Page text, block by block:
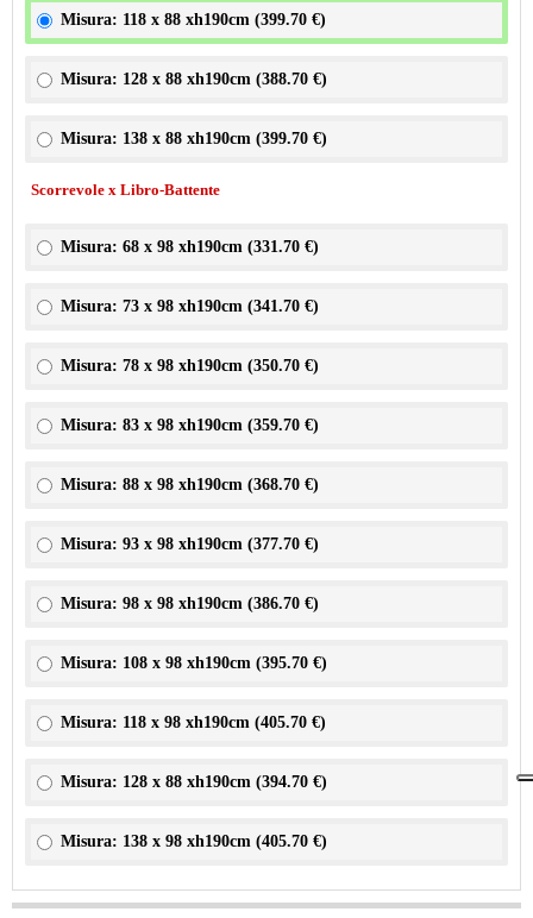
Misura: 118 x 88 xh190cm (399.70 €)
Misura: 128 x 88 xh190cm (388.70 €)
Misura: 138 x 88 xh190cm (399.70 €)
Scorrevole x Libro-Battente
Misura: 68 x 98 xh190cm (331.70 €)
Misura: 73 x 98 xh190cm (341.70 €)
Misura: 78 x 98 xh190cm (350.70 €)
Misura: 83 x 98 xh190cm (359.70 €)
Misura: 88 x 98 xh190cm (368.70 €)
Misura: 93 x 98 xh190cm (377.70 €)
Misura: 98 x 98 xh190cm (386.70 €)
Misura: 108 x 98 xh190cm (395.70 €)
Misura: 118 x 98 xh190cm (405.70 €)
Misura: 128 x 88 xh190cm (394.70 €)
Misura: 138 x 98 xh190cm (405.70 €)